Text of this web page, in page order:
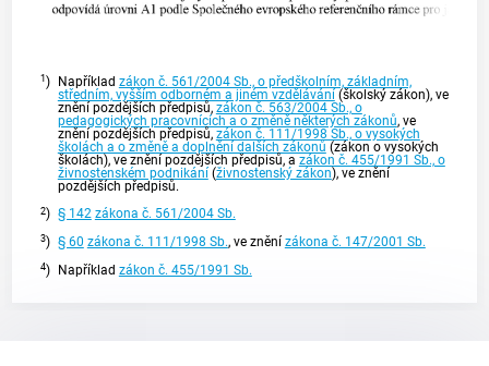
1) Například zákon č. 561/2004 Sb., o předškolním, základním,
středním, vyšším odborném a jiném vzdělávání(školský zákon), ve
znění pozdějších předpisů, zákon č. 563/2004 Sb., o
pedagogických pracovnících a o změně některých zákonů, ve
znění pozdějších předpisů, zákon č. 111/1998 Sb., o vysokých
školách a o změně a doplnění dalších zákonů (zákon o vysokých
školách), ve znění pozdějších předpisů, a zákon č. 455/1991 Sb., o
živnostenském podnikání(živnostenský zákon), ve znění
pozdějších předpisů.
2) § 142 zákona č. 561/2004 Sb.
3) § 60 zákona č. 111/1998 Sb., ve znění zákona č. 147/2001 Sb.
4) Například zákon č. 455/1991 Sb.